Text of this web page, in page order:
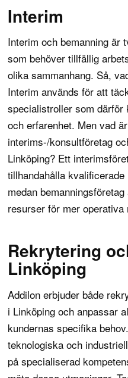
Interim
Interim och bemanning är
som behöver tillfällig
olika sammanhang. Så,
Interim används för att
specialistroller som därför
och erfarenhet. Men vad
interims-/konsultföretag
Linköping? Ett
tillhandahålla kvalificerade
medan
resurser för mer operativa
Rekrytering
Linköping
Addilon erbjuder både
i Linköping och anpassar
kundernas specifika
teknologiska och
på specialiserad